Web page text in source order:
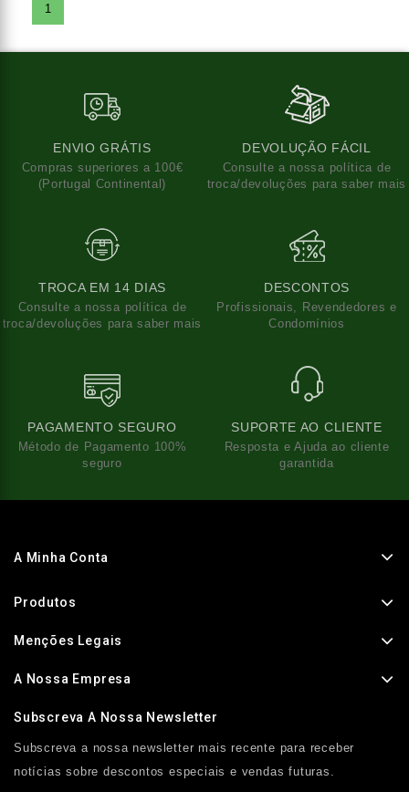
1
ENVIO GRÁTIS
Compras superiores a 100€
(Portugal Continental)
DEVOLUÇÃO FÁCIL
Consulte a nossa política de
troca/devoluções para saber mais
TROCA EM 14 DIAS
Consulte a nossa política de
troca/devoluções para saber mais
DESCONTOS
Profissionais, Revendedores e
Condomínios
PAGAMENTO SEGURO
Método de Pagamento 100%
seguro
SUPORTE AO CLIENTE
Resposta e Ajuda ao cliente
garantida
A Minha Conta
Produtos
Menções Legais
A Nossa Empresa
Subscreva A Nossa Newsletter
Subscreva a nossa newsletter mais recente para receber
notícias sobre descontos especiais e vendas futuras.